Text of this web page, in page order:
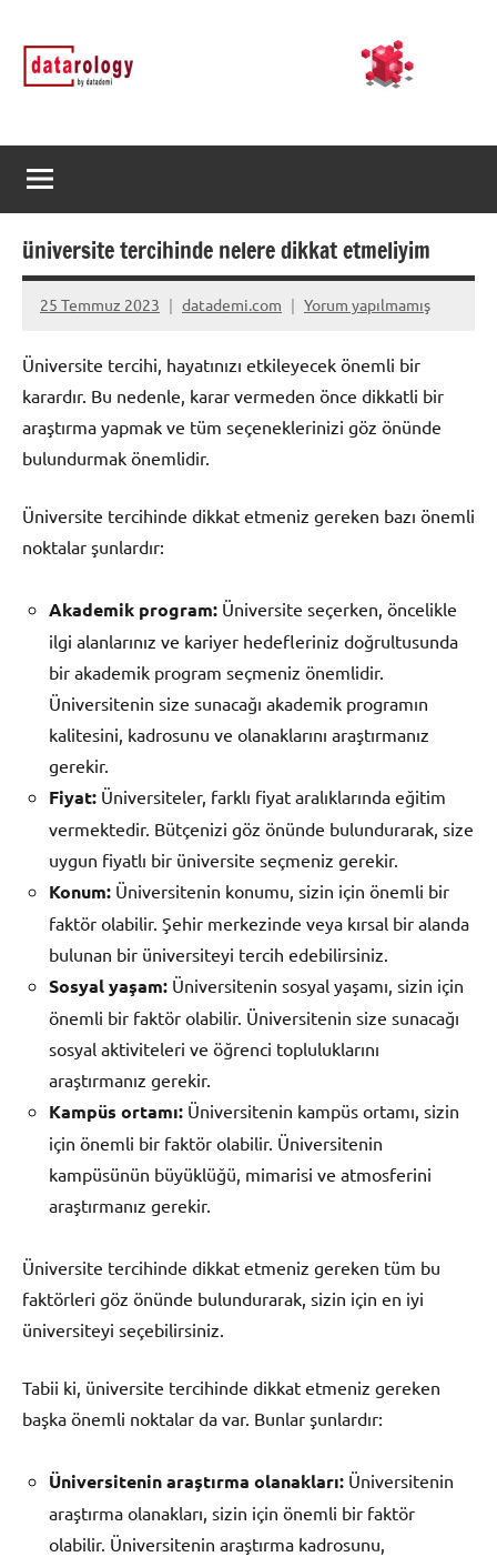
geçDATArology
by
rology
üniversite tercihinde nelere dikkat etmeliyim
25 Temmuz 2023 datademi.com Yorum yapılmamış
Üniversite tercihi, hayatınızı etkileyecek önemli bir
karardır. Bu nedenle, karar vermeden önce dikkatli bir
araştırma yapmak ve tüm seçeneklerinizi göz önünde
bulundurmak önemlidir.
Üniversite tercihinde dikkat etmeniz gereken bazı önemli
noktalar şunlardır:
Akademik program: Üniversite seçerken, öncelikle
ilgi alanlarınız ve kariyer hedefleriniz doğrultusunda
bir akademik program seçmeniz önemlidir.
Üniversitenin size sunacağı akademik programın
kalitesini, kadrosunu ve olanaklarını araştırmanız
gerekir.
Fiyat: Üniversiteler, farklı fiyat aralıklarında eğitim
vermektedir. Bütçenizi göz önünde bulundurarak, size
uygun fiyatlı bir üniversite seçmeniz gerekir.
Konum: Üniversitenin konumu, sizin için önemli bir
faktör olabilir. Şehir merkezinde veya kırsal bir alanda
bulunan bir üniversiteyi tercih edebilirsiniz.
Sosyal yaşam: Üniversitenin sosyal yaşamı, sizin için
önemli bir faktör olabilir. Üniversitenin size sunacağı
sosyal aktiviteleri ve öğrenci topluluklarını
araştırmanız gerekir.
Kampüs ortamı: Üniversitenin kampüs ortamı, sizin
için önemli bir faktör olabilir. Üniversitenin
kampüsünün büyüklüğü, mimarisi ve atmosferini
araştırmanız gerekir.
Üniversite tercihinde dikkat etmeniz gereken tüm bu
faktörleri göz önünde bulundurarak, sizin için en iyi
üniversiteyi seçebilirsiniz.
Tabii ki, üniversite tercihinde dikkat etmeniz gereken
başka önemli noktalar da var. Bunlar şunlardır:
Üniversitenin araştırma olanakları: Üniversitenin
araştırma olanakları, sizin için önemli bir faktör
olabilir. Üniversitenin araştırma kadrosunu,